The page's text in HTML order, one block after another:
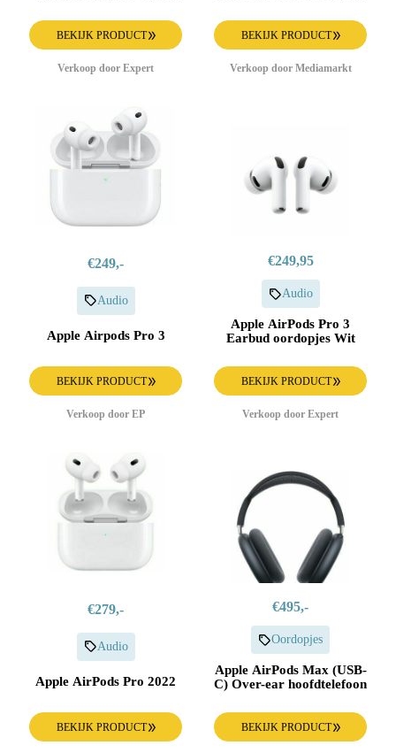
BEKIJK PRODUCT
Verkoop door Expert
BEKIJK PRODUCT
Verkoop door Mediamarkt
€249,-
Audio
Apple Airpods Pro 3
BEKIJK PRODUCT
Verkoop door EP
€249,95
Audio
Apple AirPods Pro 3
Earbud oordopjes Wit
BEKIJK PRODUCT
Verkoop door Expert
€279,-
Audio
Apple AirPods Pro 2022
BEKIJK PRODUCT
€495,-
Oordopjes
Apple AirPods Max (USB-
C) Over-ear hoofdtelefoon
BEKIJK PRODUCT